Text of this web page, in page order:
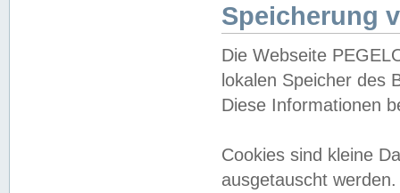
Speicherung
Die Webseite
lokalen Speicher des
Diese Informationen
Cookies sind kleine
ausgetauscht